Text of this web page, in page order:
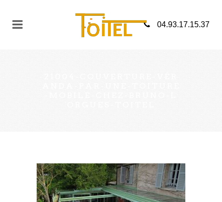
04.93.17.15.37